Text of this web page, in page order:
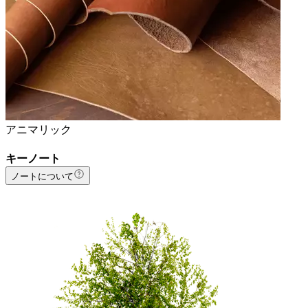
アニマリック
キーノート
ノートについて